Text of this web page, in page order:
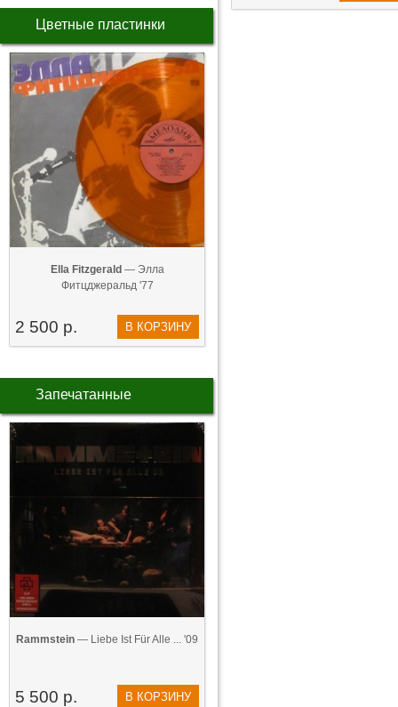
Цветные пластинки
Ella Fitzgerald — Элла
Фитцджеральд '77
2 500 р. В КОРЗИНУ
Запечатанные
Rammstein — Liebe Ist Für Alle ... '09
5 500 р. В КОРЗИНУ